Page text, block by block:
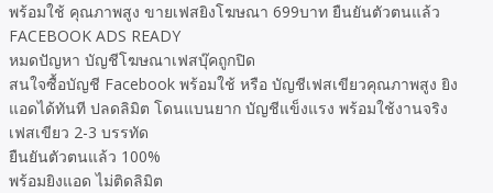
พร้อมใช้ คุณภาพสูง ขายเฟสยิงโฆษณา 699บาท ยืนยันตัวตนแล้ว
FACEBOOK ADS READY
หมดปัญหา บัญชีโฆษณาเฟสบุ๊คถูกปิด
สนใจซื้อบัญชี Facebook พร้อมใช้ หรือ บัญชีเฟสเขียวคุณภาพสูง ยิง
แอดได้ทันที ปลดลิมิต โดนแบนยาก บัญชีแข็งแรง พร้อมใช้งานจริง
เฟสเขียว 2-3 บรรทัด
ยืนยันตัวตนแล้ว 100%
พร้อมยิงแอด ไม่ติดลิมิต